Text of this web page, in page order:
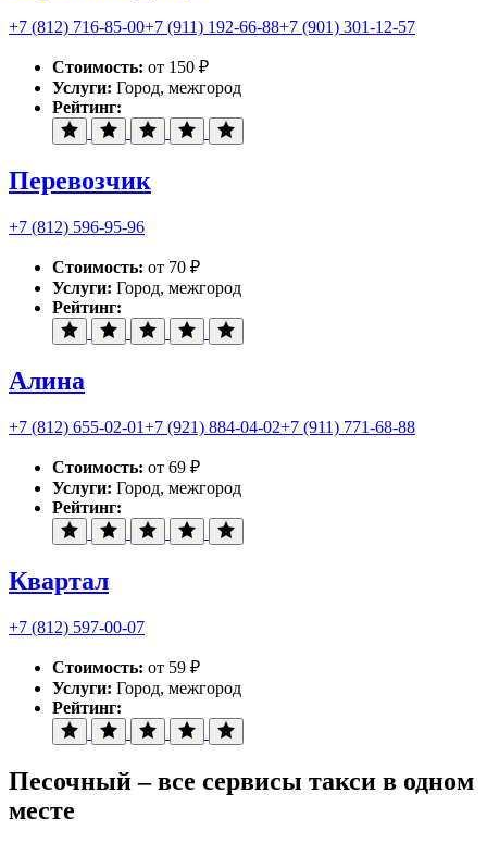
+7 (812) 716-85-00+7 (911) 192-66-88+7 (901) 301-12-57
Стоимость: от 150 ₽
Услуги: Город, межгород
Рейтинг:
Перевозчик
+7 (812) 596-95-96
Стоимость: от 70 ₽
Услуги: Город, межгород
Рейтинг:
Алина
+7 (812) 655-02-01+7 (921) 884-04-02+7 (911) 771-68-88
Стоимость: от 69 ₽
Услуги: Город, межгород
Рейтинг:
Квартал
+7 (812) 597-00-07
Стоимость: от 59 ₽
Услуги: Город, межгород
Рейтинг:
Песочный – все сервисы такси в одном
месте